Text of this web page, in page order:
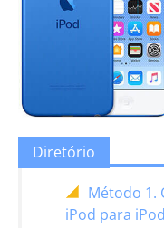
Diretório
Método 1.
iPod para